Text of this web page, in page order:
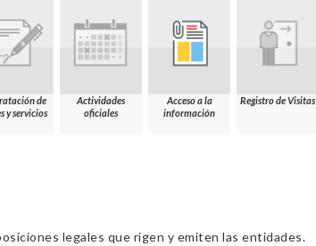
de
y servicios
Actividades
oficiales
Acceso a la
información
Registro de Visitas
legales que rigen y emiten las entidades.